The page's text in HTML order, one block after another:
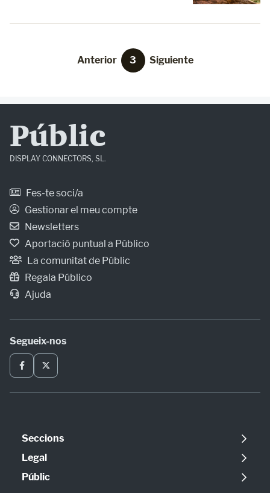
Anterior 3 Siguiente
Públic
DISPLAY CONNECTORS, SL.
Fes-te soci/a
Gestionar el meu compte
Newsletters
Aportació puntual a Público
La comunitat de Públic
Regala Público
Ajuda
Segueix-nos
Seccions
Política
Opinió
Legal
Avís legal
Públic